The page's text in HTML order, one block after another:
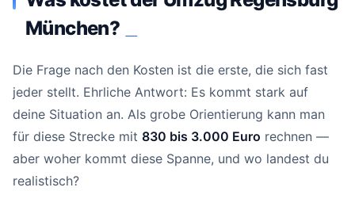
München?
Die Frage nach den Kosten ist die erste, die sich fast
jeder stellt. Ehrliche Antwort: Es kommt stark auf
deine Situation an. Als grobe Orientierung kann man
für diese Strecke mit 830 bis 3.000 Euro rechnen —
aber woher kommt diese Spanne, und wo landest du
realistisch?